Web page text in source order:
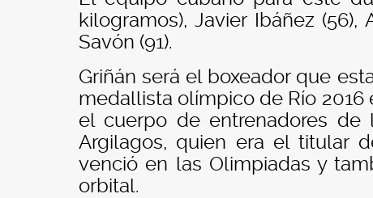
kilogramos), Javier Ibáñez (56),
Savón (91).
Griñán será el boxeador que
medallista olímpico de Río 2016
el cuerpo de entrenadores de
Argilagos, quien era el titular
venció en las Olimpiadas y
orbital.